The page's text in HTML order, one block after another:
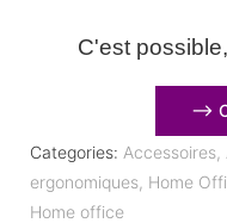
C'est
⟶
Categories: Accessoires,
ergonomiques, Home
Home office